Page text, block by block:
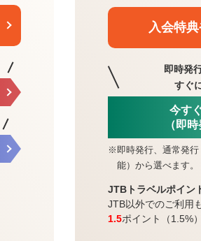
入会特
即時発
すぐ
今す
（即
※ 即時発行、通常発
能）から選べます。
JTBトラベルポイン
JTB以外でのご利用
1.5ポイント（1.5%